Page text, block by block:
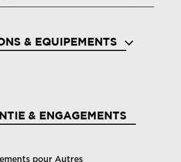
& EQUIPEMENTS
& ENGAGEMENTS
pour Autres